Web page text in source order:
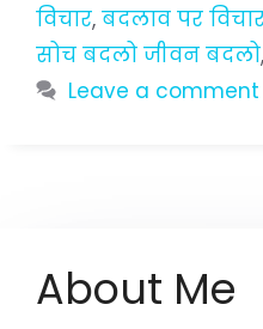
विचार, बदलाव पर
सोच बदलो जीवन बदलो,
Leave a comment
About Me